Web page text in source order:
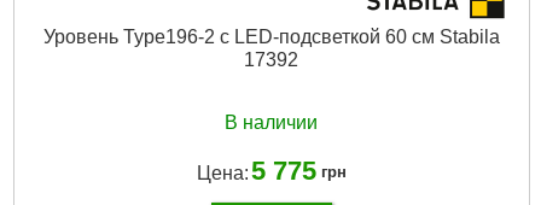
Уровень Type196-2 c LED-подсветкой 60 см Stabila
17392
В наличии
Цена:5 775 грн